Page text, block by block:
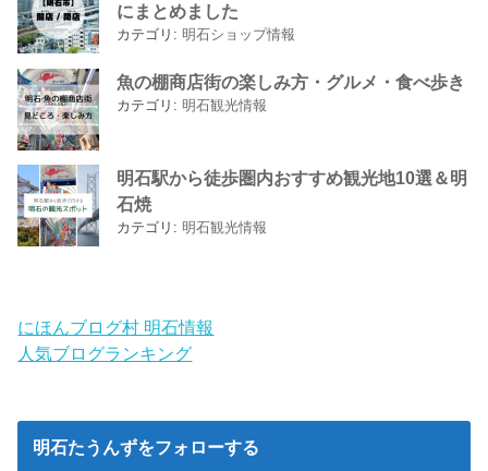
にまとめました
カテゴリ:明石ショップ情報
魚の棚商店街の楽しみ方・グルメ・食べ歩き
カテゴリ:明石観光情報
明石駅から徒歩圏内おすすめ観光地10選＆明
石焼
カテゴリ:明石観光情報
にほんブログ村 明石情報
人気ブログランキング
明石たうんずをフォローする